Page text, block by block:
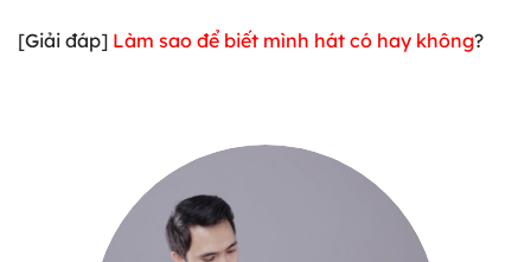
[Giải đáp] Làm sao để biết mình hát có hay không?